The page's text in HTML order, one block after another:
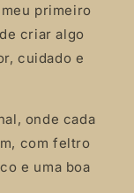
primeiro
criar algo
cuidado e
onde cada
com feltro
e uma boa